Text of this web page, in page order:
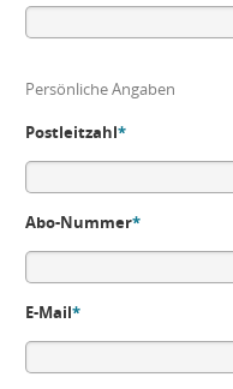
Persönliche Angaben
Postleitzahl*
Abo-Nummer*
E-Mail*